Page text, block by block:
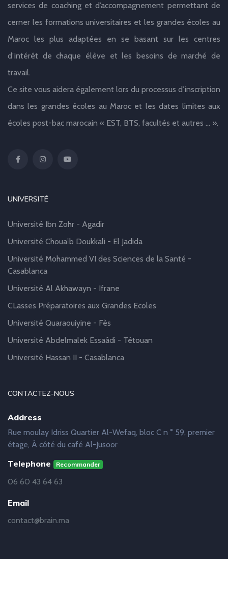
services de coaching et d’accompagnement permettant de
cerner les formations universitaires et les grandes écoles au
Maroc les plus adaptées en se basant sur les centres
d’intérêt de chaque élève et les besoins de marché de
travail.
Ce site vous aidera également lors du processus d’inscription
dans les grandes écoles au Maroc et les dates limites aux
écoles post-bac marocain « EST, BTS, facultés et autres … ».
UNIVERSITÉ
Université Ibn Zohr - Agadir
Université Chouaïb Doukkali - El Jadida
Université Mohammed VI des Sciences de la Santé -
Casablanca
Université Al Akhawayn - Ifrane
CLasses Préparatoires aux Grandes Ecoles
Université Quaraouiyine - Fès
Université Abdelmalek Essaâdi - Tétouan
Université Hassan II - Casablanca
CONTACTEZ-NOUS
Address
Rue moulay Idriss Quartier Al-Wefaq, bloc C n ° 59, premier
étage, À côté du café Al-Jusoor
Telephone Recommander
06 60 43 64 63
Email
contact@brain.ma